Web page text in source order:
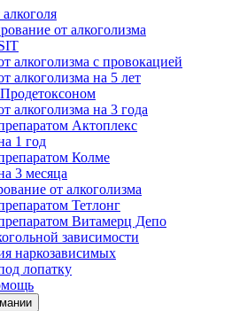
от алкоголизма
алкоголизма с провокацией
алкоголизма на 5 лет
алкоголизма на 3 года
Актоплекс
1 год
Колме
3 месяца
от алкоголизма
Тетлонг
Витамерц Депо
зависимости
наркозависимых
лопатку